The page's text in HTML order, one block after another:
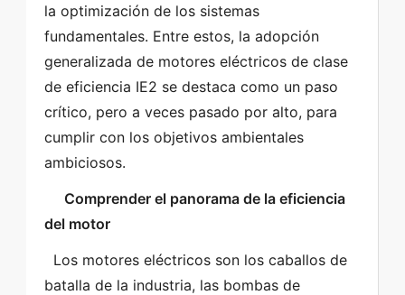
la optimización de los sistemas
fundamentales. Entre estos, la adopción
generalizada de motores eléctricos de clase
de eficiencia IE2 se destaca como un paso
crítico, pero a veces pasado por alto, para
cumplir con los objetivos ambientales
ambiciosos.
   Comprender el panorama de la eficiencia
del motor
batalla de la industria, las bombas de